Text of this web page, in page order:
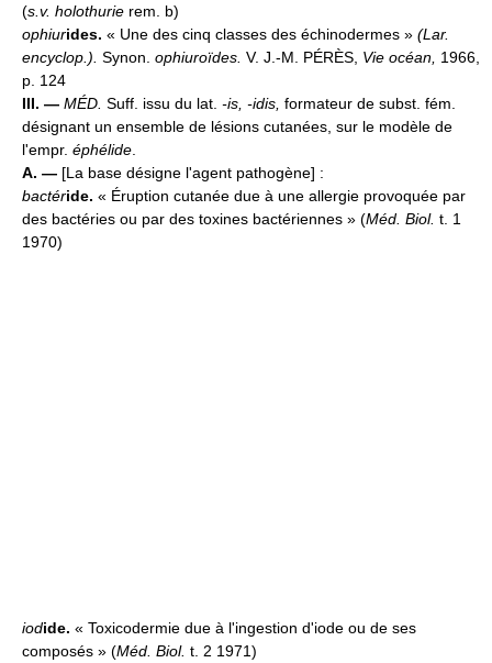
(s.v. holothurie rem. b)
ophiurides. « Une des cinq classes des échinodermes » (Lar.
encyclop. ). Synon. ophiuroïdes. V. J.-M. PÉRÈS, Vie océan, 1966,
p. 124
III. — MÉD. Suff. issu du lat. -is, -idis, formateur de subst. fém.
désignant un ensemble de lésions cutanées, sur le modèle de
l'empr. éphélide
A. — [La base désigne l'agent pathogène] :
bactéride. « Éruption cutanée due à une allergie provoquée par
des bactéries ou par des toxines bactériennes » (Méd. Biol. t. 1
1970)
iodide. « Toxicodermie due à l'ingestion d'iode ou de ses
composés » (Méd. Biol. t. 2 1971)